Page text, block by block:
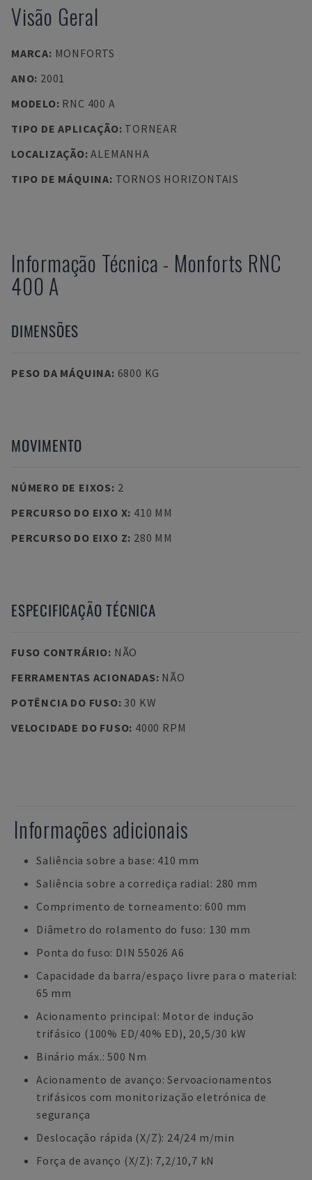
Visão Geral
MARCA: MONFORTS
ANO: 2001
MODELO: RNC 400 A
TIPO DE APLICAÇÃO: TORNEAR
LOCALIZAÇÃO:ALEMANHA
TIPO DE MÁQUINA: TORNOS HORIZONTAIS
Informação Técnica - Monforts RNC
400 A
DIMENSÕES
PESO DA MÁQUINA: 6800 KG
MOVIMENTO
NÚMERO DE EIXOS: 2
PERCURSO DO EIXO X: 410 MM
PERCURSO DO EIXO Z: 280 MM
ESPECIFICAÇÃO TÉCNICA
FUSO CONTRÁRIO: NÃO
FERRAMENTAS ACIONADAS: NÃO
POTÊNCIA DO FUSO: 30 KW
VELOCIDADE DO FUSO: 4000 RPM
Informações adicionais
Saliência sobre a base: 410 mm
Saliência sobre a corrediça radial: 280 mm
Comprimento de torneamento: 600 mm
Diâmetro do rolamento do fuso: 130 mm
Ponta do fuso: DIN 55026 A6
Capacidade da barra/espaço livre para o material:
65 mm
Acionamento principal: Motor de indução
trifásico (100% ED/40% ED), 20,5/30 kW
Binário máx.: 500 Nm
Acionamento de avanço: Servoacionamentos
trifásicos com monitorização eletrónica de
segurança
Deslocação rápida (X/Z): 24/24 m/min
Força de avanço (X/Z): 7,2/10,7 kN